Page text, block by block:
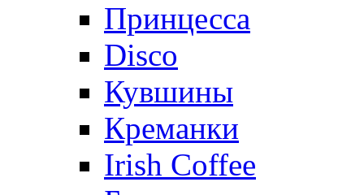
Принцесса
Disco
Кувшины
Креманки
Irish Coffee